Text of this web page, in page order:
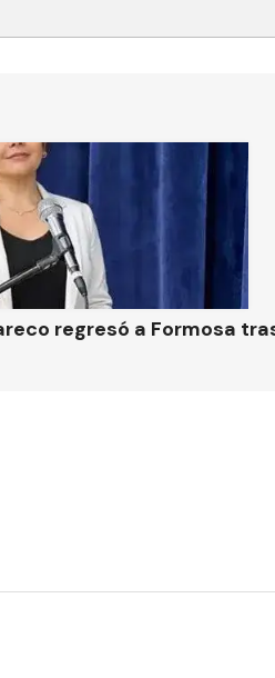
regresó a Formosa